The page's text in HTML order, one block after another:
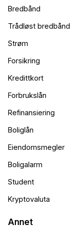
Bredbånd
Trådløst bredbånd
Strøm
Forsikring
Kredittkort
Forbrukslån
Refinansiering
Boliglån
Eiendomsmegler
Boligalarm
Student
Kryptovaluta
Annet